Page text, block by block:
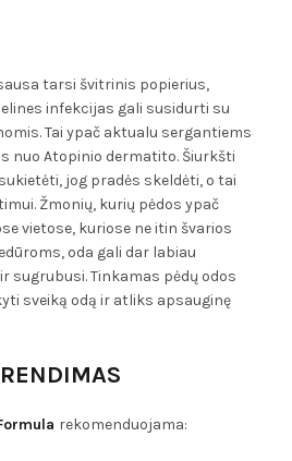
tarsi švitrinis popierius,
infekcijas gali susidurti su
Tai ypač aktualu sergantiems
nuo Atopinio dermatito. Šiurkšti
jog pradės skeldėti, o tai
Žmonių, kurių pėdos ypač
vietose, kuriose ne itin švarios
oda gali dar labiau
sugrubusi. Tinkamas pėdų odos
sveiką odą ir atliks apsauginę
rekomenduojama: